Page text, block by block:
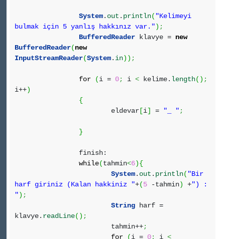
System. out . println( "Kelimeyi
bulmak için 5 yanlış hakkınız var.") ;
BufferedReader klavye = new
BufferedReader(new
InputStreamReader(System. in) ) ;
for (i = 0; i < kelime. length( ) ;
i++)
{
eldevar [i] = "_ " ;
}
finish:
while(tahmin<6){
System. out . println( "Bir
harf giriniz (Kalan hakkiniz "+(5 -tahmin) +") :
") ;
String harf =
klavye. readLine( ) ;
tahmin++;
for
(i = 0; i <